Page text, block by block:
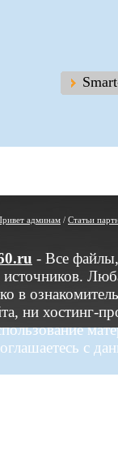
админам / Статьи
- Все
в
ни хостинг-
с